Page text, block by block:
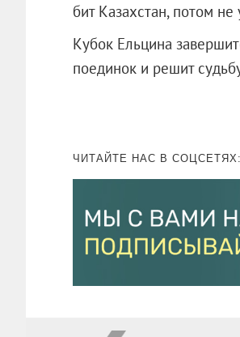
бит Казахстан, потом не
Кубок Ельцина
поединок и решит
ЧИТАЙТЕ НАС В СОЦСЕТЯХ: